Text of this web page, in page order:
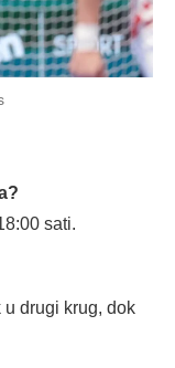
sati.
drugi krug, dok